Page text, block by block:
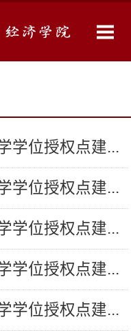
学位授权点建...
学位授权点建...
学位授权点建...
学位授权点建...
学位授权点建...